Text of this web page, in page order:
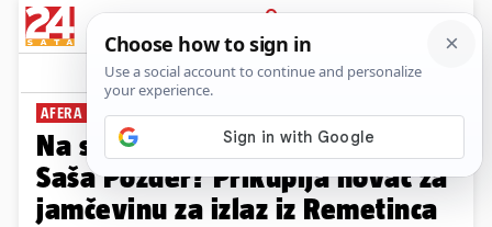
PRIJAVA
News Komentari
AFERA MIKROSKOPI PLUS+
Na slobodi uskoro i operativac
Saša Pozder? Prikuplja novac za
jamčevinu za izlaz iz Remetinca